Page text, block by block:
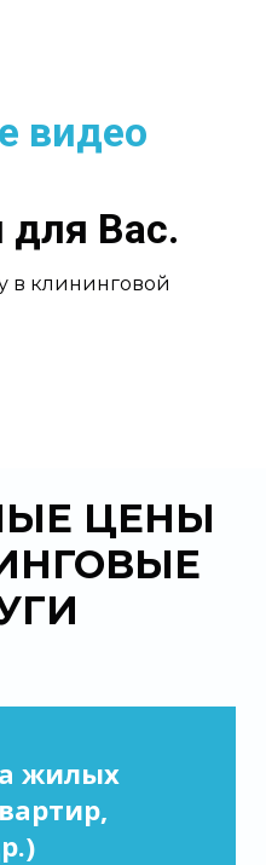
видео
для Вас.
в клининговой
ЦЕНЫ
жилых